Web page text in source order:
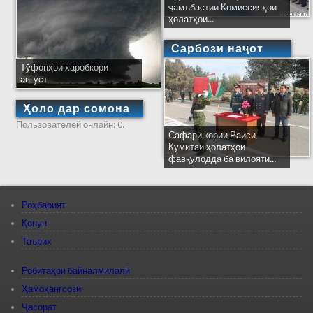
Тӯфонҳои харобкори
август
Ҳоло дар сомона
Пользователей онлайн: 0.
ҷамъбастии Комиссияҳои
ҳолатҳои...
Сарбози наҷот
Сафари кории Раиси
Кумитаи ҳолатҳои
фавқулодда ба вилояти...
Роҳбарият
Қонун
Таърих
Робитаҳои байналмилалӣ
Ҳамоҳангсозӣ
Ҷасорат